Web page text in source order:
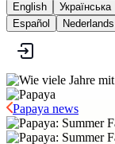
English
Українська
Español
Nederlands
Papaya news